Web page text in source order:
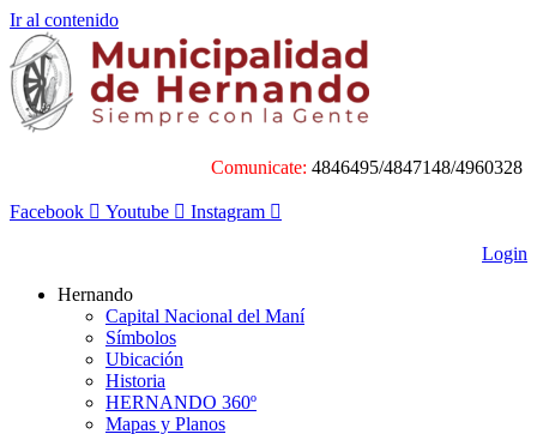
Ir al contenido
Comunicate: 4846495/4847148/4960328
Facebook Youtube Instagram
Login
Hernando
Capital Nacional del Maní
Símbolos
Ubicación
Historia
HERNANDO 360º
Mapas y Planos